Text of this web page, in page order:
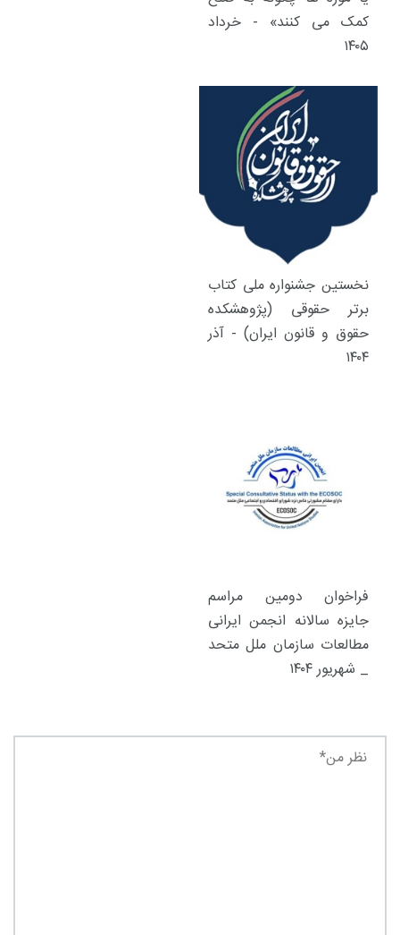
کمک می کنند» - خرداد
۱۴۰۵
نخستین جشنواره ملی کتاب
برتر حقوقی (پژوهشکده
حقوق و قانون ایران) - آذر
۱۴۰۴
فراخوان دومین مراسم
جایزه سالانه انجمن ایرانی
مطالعات سازمان ملل متحد
_ شهریور ۱۴۰۴